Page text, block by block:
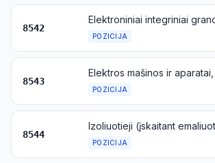
8542
Elektroniniai integriniai
POZICIJA
8543
POZICIJA
8544
POZICIJA